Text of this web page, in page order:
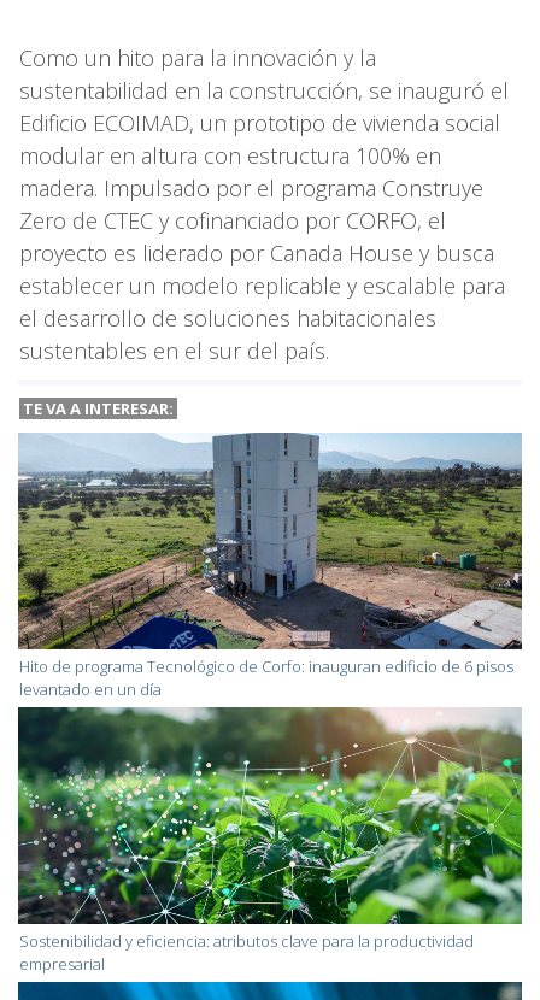
Como un hito para la innovación y la
sustentabilidad en la construcción, se inauguró el
Edificio ECOIMAD, un prototipo de vivienda social
modular en altura con estructura 100% en
madera. Impulsado por el programa Construye
Zero de CTEC y cofinanciado por CORFO, el
proyecto es liderado por Canada House y busca
establecer un modelo replicable y escalable para
el desarrollo de soluciones habitacionales
sustentables en el sur del país.
TE VA A INTERESAR:
Hito de programa Tecnológico de Corfo: inauguran edificio de 6 pisos
levantado en un día
Sostenibilidad y eficiencia: atributos clave para la productividad
empresarial